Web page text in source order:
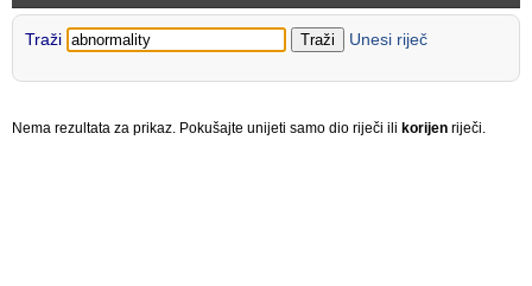
Traži Unesi riječ
Nema rezultata za prikaz. Pokušajte unijeti samo dio riječi ili korijen riječi.